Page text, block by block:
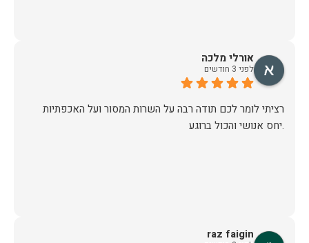
אורלי מלכה
לפני 3 חודשים
רציתי לומר לכם תודה רבה על השרות המסור ועל האכפתיות
.יחס אנושי והכול ברוגע
raz faigin